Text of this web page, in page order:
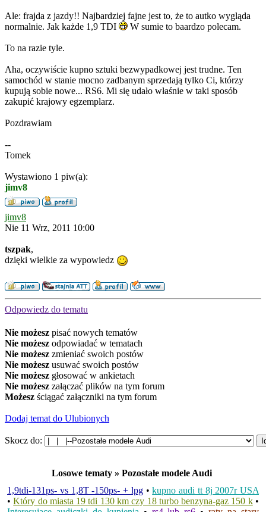
Ale: frajda z jazdy!! Najbardziej fajne jest to, że to autko wygląda
normalnie. Jak każde 1,9 TDI
W sumie to baardzo polecam.
To na razie tyle.
Aha, oczywiście kupno sztuki bezwypadkowej jest trudne. Ten
samochód w stanie mocno zadbanym sprzedają tylko Ci, którzy
kupują sobie nowe... RS6. Mi się udało właśnie w taki sposób
zakupić krajowy egzemplarz.
Pozdrawiam
--
Tomek
Wystawiono 1 piw(a):
jimv8
jimv8
Nie 11 Wrz, 2011 10:00
tszpak,
dzięki wielkie za wypowiedz
Odpowiedz do tematu
Nie możesz pisać nowych tematów
Nie możesz odpowiadać w tematach
Nie możesz zmieniać swoich postów
Nie możesz usuwać swoich postów
Nie możesz głosować w ankietach
Nie możesz załączać plików na tym forum
Możesz ściągać załączniki na tym forum
Dodaj temat do Ulubionych
Skocz do:
Losowe tematy » Pozostałe modele Audi
1,9tdi-131ps- vs 1,8T -150ps- + lpg•kupno audi tt 8j 2007r USA
•Który do miasta 19 tdi 130 km czy 18 turbo benzyna-gaz 150 k•